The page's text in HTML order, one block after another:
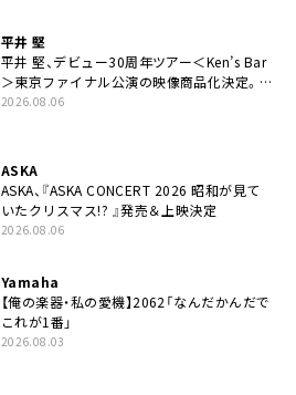
平井 堅
平井 堅、デビュー30周年ツアー＜Ken’s Bar
＞東京ファイナル公演の映像商品化決定。ブ
ックレットには平井堅のメッセージ掲載も
2026.08.06
ASKA
ASKA、『ASKA CONCERT 2026 昭和が見て
いたクリスマス!? 』発売＆上映決定
2026.08.06
Yamaha
【俺の楽器・私の愛機】2062「なんだかんだで
これが1番」
2026.08.03